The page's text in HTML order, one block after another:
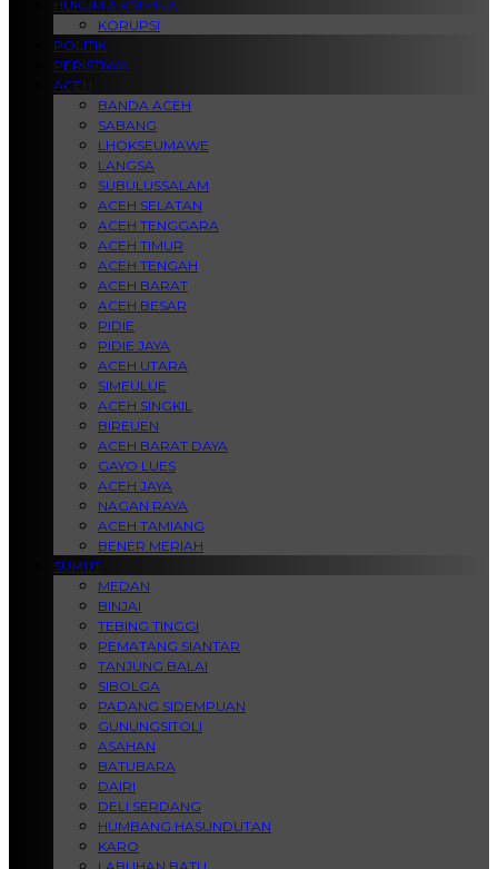
HUKUM & KRIMINAL
KORUPSI
POLITIK
PERISTIWA
ACEH
BANDA ACEH
SABANG
LHOKSEUMAWE
LANGSA
SUBULUSSALAM
ACEH SELATAN
ACEH TENGGARA
ACEH TIMUR
ACEH TENGAH
ACEH BARAT
ACEH BESAR
PIDIE
PIDIE JAYA
ACEH UTARA
SIMEULUE
ACEH SINGKIL
BIREUEN
ACEH BARAT DAYA
GAYO LUES
ACEH JAYA
NAGAN RAYA
ACEH TAMIANG
BENER MERIAH
SUMUT
MEDAN
BINJAI
TEBING TINGGI
PEMATANG SIANTAR
TANJUNG BALAI
SIBOLGA
PADANG SIDEMPUAN
GUNUNGSITOLI
ASAHAN
BATUBARA
DAIRI
DELI SERDANG
HUMBANG HASUNDUTAN
KARO